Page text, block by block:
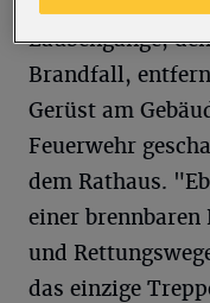
Laubengänge,
Brandfall,
Gerüst am
Feuerwehr
dem Rathaus.
einer brennbaren
und
das einzige